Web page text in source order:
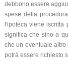
debbono essere
spese della
l'ipoteca viene
significa che sino a
che un eventuale
potrà essere richiesto